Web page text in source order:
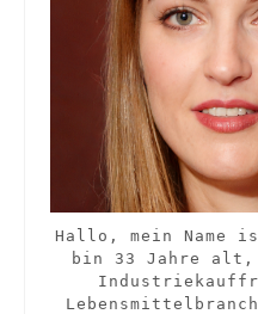
Hallo, mein Name
bin 33 Jahre